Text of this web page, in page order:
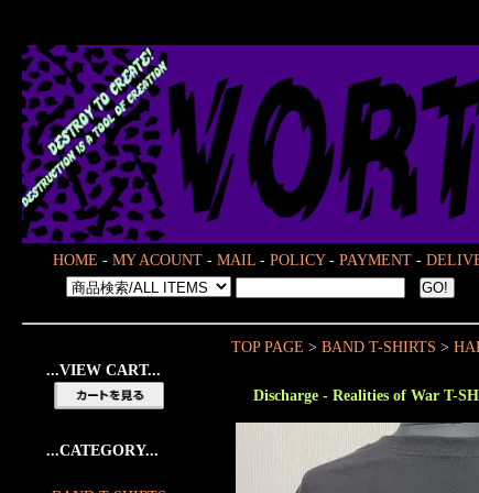
HOME - MY ACOUNT - MAIL - POLICY- PAYMENT -
...VIEW CART...
...CATEGORY...
TOP PAGE > BAND T-SHIRTS >
Discharge - Realities of War T-